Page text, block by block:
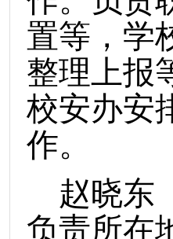
置等，学
整理上报
校安办安
作。
赵晓东
负责所在